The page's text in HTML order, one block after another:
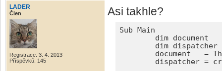
LADER
Člen
Registrace: 3. 4. 2013
Příspěvků: 145
Asi takhle?
Sub Main